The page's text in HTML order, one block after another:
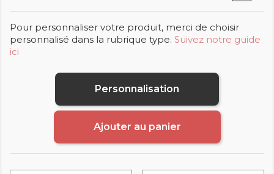
Pour personnaliser votre produit, merci de choisir
personnalisé dans la rubrique type. Suivez notre guide
ici
Personnalisation
Ajouter au panier